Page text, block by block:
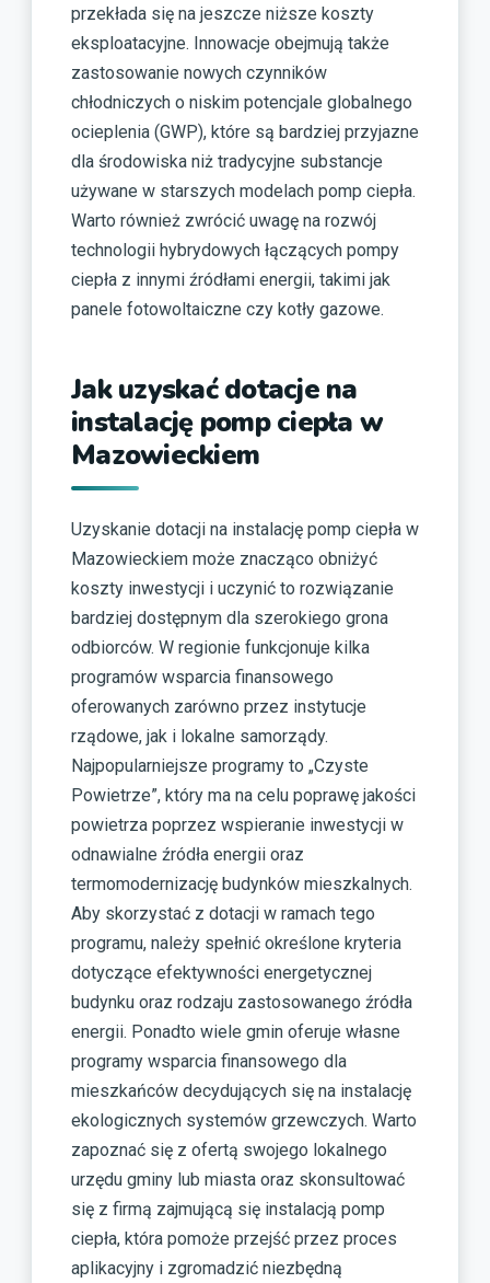
przekłada się na jeszcze niższe koszty
eksploatacyjne. Innowacje obejmują także
zastosowanie nowych czynników
chłodniczych o niskim potencjale globalnego
ocieplenia (GWP), które są bardziej przyjazne
dla środowiska niż tradycyjne substancje
używane w starszych modelach pomp ciepła.
Warto również zwrócić uwagę na rozwój
technologii hybrydowych łączących pompy
ciepła z innymi źródłami energii, takimi jak
panele fotowoltaiczne czy kotły gazowe.
Jak uzyskać dotacje na
instalację pomp ciepła w
Mazowieckiem
Uzyskanie dotacji na instalację pomp ciepła w
Mazowieckiem może znacząco obniżyć
koszty inwestycji i uczynić to rozwiązanie
bardziej dostępnym dla szerokiego grona
odbiorców. W regionie funkcjonuje kilka
programów wsparcia finansowego
oferowanych zarówno przez instytucje
rządowe, jak i lokalne samorządy.
Najpopularniejsze programy to „Czyste
Powietrze”, który ma na celu poprawę jakości
powietrza poprzez wspieranie inwestycji w
odnawialne źródła energii oraz
termomodernizację budynków mieszkalnych.
Aby skorzystać z dotacji w ramach tego
programu, należy spełnić określone kryteria
dotyczące efektywności energetycznej
budynku oraz rodzaju zastosowanego źródła
energii. Ponadto wiele gmin oferuje własne
programy wsparcia finansowego dla
mieszkańców decydujących się na instalację
ekologicznych systemów grzewczych. Warto
zapoznać się z ofertą swojego lokalnego
urzędu gminy lub miasta oraz skonsultować
się z firmą zajmującą się instalacją pomp
ciepła, która pomoże przejść przez proces
aplikacyjny i zgromadzić niezbędną